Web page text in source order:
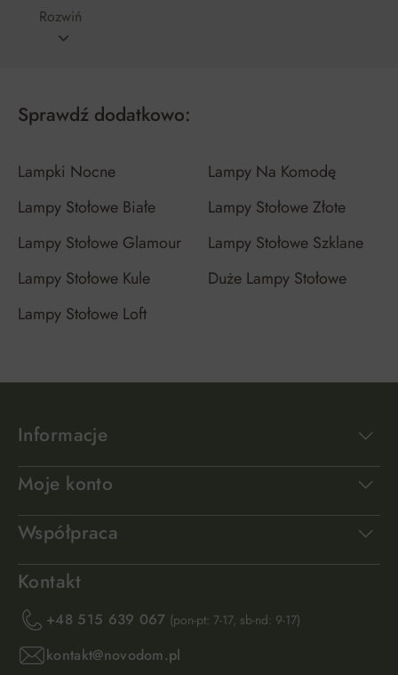
Rozwiń
Sprawdź dodatkowo:
Lampki Nocne
Lampy Na Komodę
Lampy Stołowe Białe
Lampy Stołowe Złote
Lampy Stołowe Glamour
Lampy Stołowe Szklane
Lampy Stołowe Kule
Duże Lampy Stołowe
Lampy Stołowe Loft
Informacje
Moje konto
Współpraca
Kontakt
+48 515 639 067 (pon-pt: 7-17, sb-nd: 9-17)
kontakt@novodom.pl